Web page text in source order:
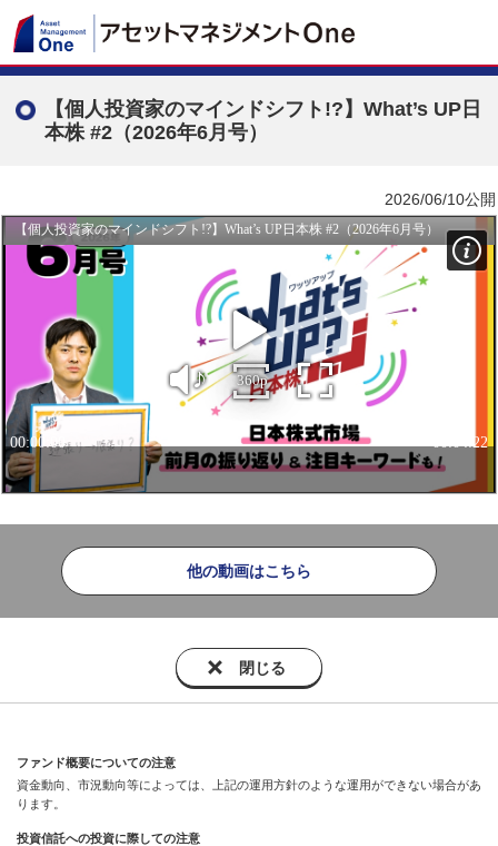
【個人投資家のマインドシフト!?】What’s UP日
本株 #2（2026年6月号）
2026/06/10公開
他の動画はこちら
閉じる
ファンド概要についての注意
資金動向、市況動向等によっては、上記の運用方針のような運用ができない場合があ
ります。
投資信託への投資に際しての注意